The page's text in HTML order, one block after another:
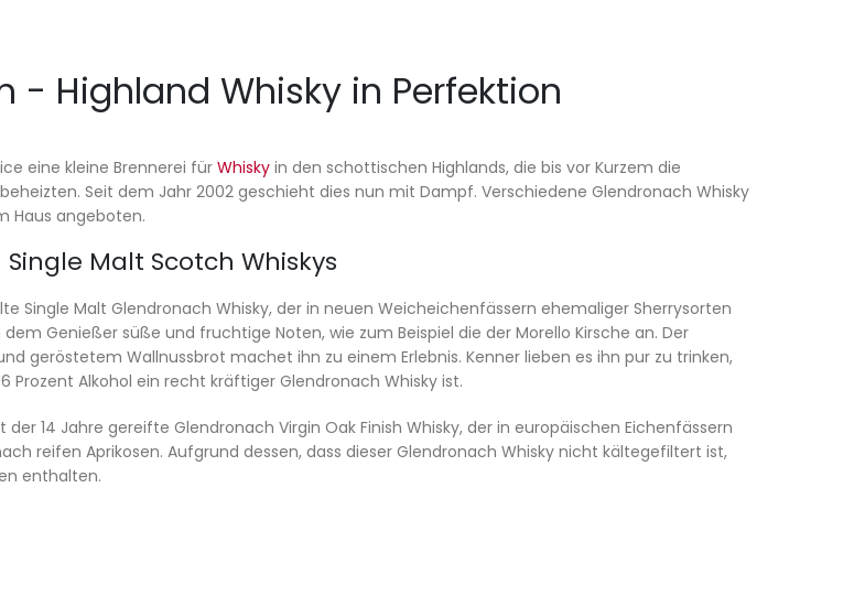
- Highland Whisky in Perfektion
eine kleine Brennerei fürWhisky in den schottischen Highlands, die bis vor Kurzem die
Seit dem Jahr 2002 geschieht dies nun mit Dampf. Verschiedene Glendronach Whisky
Haus angeboten.
Malt Scotch Whiskys
Single Malt Glendronach Whisky, der in neuen Weicheichenfässern ehemaliger Sherrysorten
Genießer süße und fruchtige Noten, wie zum Beispiel die der Morello Kirsche an. Der
geröstetem Wallnussbrot machet ihn zu einem Erlebnis. Kenner lieben es ihn pur zu trinken,
Prozent Alkohol ein recht kräftiger Glendronach Whisky ist.
14 Jahre gereifte Glendronach Virgin Oak Finish Whisky, der in europäischen Eichenfässern
reifen Aprikosen. Aufgrund dessen, dass dieser Glendronach Whisky nicht kältegefiltert ist,
enthalten.